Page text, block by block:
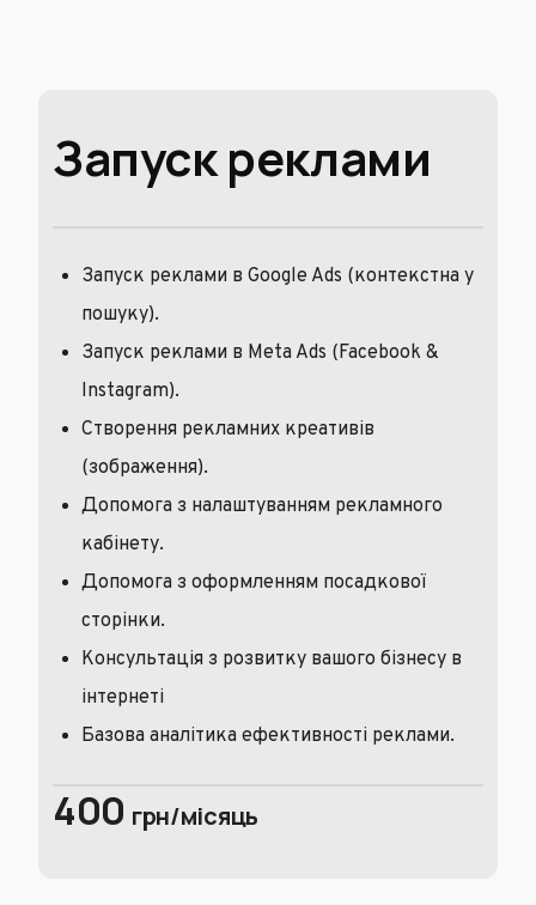
Запуск реклами
Запуск реклами в Google Ads (контекстна у
пошуку).
Запуск реклами в Meta Ads (Facebook &
Instagram).
Створення рекламних креативів
(зображення).
Допомога з налаштуванням рекламного
кабінету.
Допомога з оформленням посадкової
сторінки.
Консультація з розвитку вашого бізнесу в
інтернеті
Базова аналітика ефективності реклами.
400 грн/місяць